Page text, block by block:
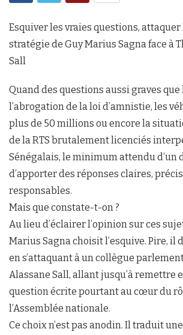
Esquiver les vraies questions, attaquer
stratégie de Guy Marius Sagna face à
Sall
Quand des questions aussi graves que
l’abrogation de la loi d’amnistie, les
plus de 50 millions ou encore la
de la RTS brutalement licenciés
Sénégalais, le minimum attendu d’un
d’apporter des réponses claires,
responsables.
Mais que constate-t-on ?
Au lieu d’éclairer l’opinion sur ces
Marius Sagna choisit l’esquive. Pire, il
en s’attaquant à un collègue
Alassane Sall, allant jusqu’à remettre
question écrite pourtant au cœur du
l’Assemblée nationale.
Ce choix n’est pas anodin. Il traduit